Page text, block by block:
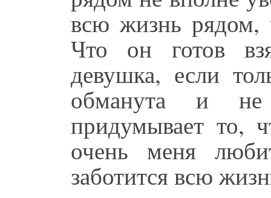
всю жизнь рядом,
Что он готов
девушка, если
обманута и не
придумывает то,
очень меня
заботится всю